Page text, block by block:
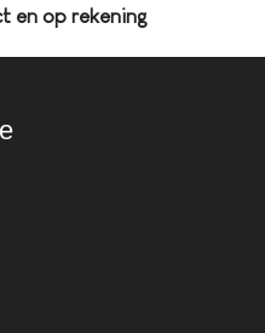
en op rekening